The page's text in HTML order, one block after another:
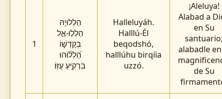
1
הַלְלוּיָהּ
הַלְל֣וּ-אֵ֣ל
בְּקָדְשׁ֑וֹ
הַ֝לְל֗וּהוּ
בִּרְקִ֥יעַ עֻזּֽוֹ׃
Halleluyáh.
Halllú-Él
beqodshó,
halllúhu birqíia
uzzó.
¡Aleluya!
Alabad a
en Su
alabadle
de Su